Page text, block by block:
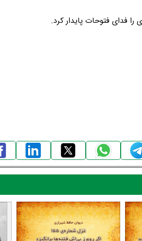
فدای فتوحات پایدار کرد.